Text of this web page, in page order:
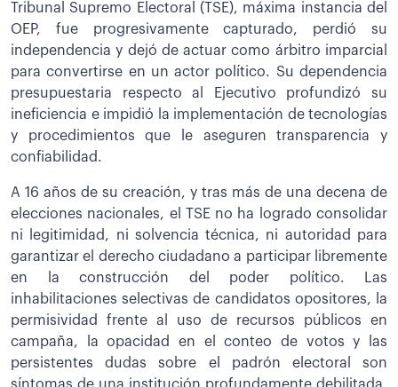
Tribunal Supremo Electoral (TSE), máxima instancia del
OEP, fue progresivamente capturado, perdió su
independencia y dejó de actuar como árbitro imparcial
para convertirse en un actor político. Su dependencia
presupuestaria respecto al Ejecutivo profundizó su
ineficiencia e impidió la implementación de tecnologías
y procedimientos que le aseguren transparencia y
confiabilidad.
A 16 años de su creación, y tras más de una decena de
elecciones nacionales, el TSE no ha logrado consolidar
ni legitimidad, ni solvencia técnica, ni autoridad para
garantizar el derecho ciudadano a participar libremente
en la construcción del poder político. Las
inhabilitaciones selectivas de candidatos opositores, la
permisividad frente al uso de recursos públicos en
campaña, la opacidad en el conteo de votos y las
persistentes dudas sobre el padrón electoral son
síntomas de una institución profundamente debilitada,